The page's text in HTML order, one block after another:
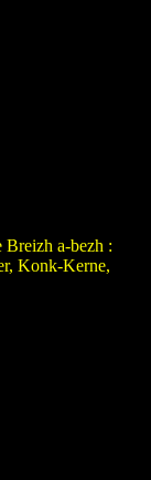
Breizh a-bezh :
Konk-Kerne,